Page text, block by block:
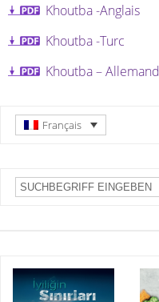
Khoutba -Anglais
Khoutba -Turc
Khoutba – Allemand
Français